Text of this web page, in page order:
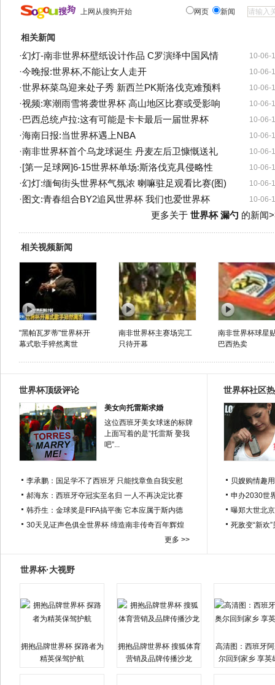
上网从搜狗开始 网页 新闻
相关新闻
10-06-
·幻灯-南非世界杯壁纸设计作品 C罗演绎中国风情
10-06-
·今晚报:世界杯,不能让女人走开
10-06-
·世界杯菜鸟迎来处子秀 新西兰PK斯洛伐克难预料
10-06-
·视频:寒潮雨雪将袭世界杯 高山地区比赛或受影响
10-06-
·巴西总统卢拉:这有可能是卡卡最后一届世界杯
10-06-
·海南日报:当世界杯遇上NBA
10-06-
·南非世界杯首个乌龙球诞生 丹麦左后卫慷慨送礼
10-06-
·[第一足球网]6-15世界杯单场:斯洛伐克具侵略性
10-06-
·幻灯:缅甸街头世界杯气氛浓 喇嘛驻足观看比赛(图)
10-06-
· 图文:青春组合BY2追风世界杯 我们也爱世界杯
更多关于 世界杯 漏勺 的新闻
相关视频新闻
"黑帕瓦罗蒂"世界杯开
幕式歌手猝然离世
南非世界杯主赛场完工
只待开幕
南非世界杯球星
巴西热卖
世界杯顶级评论
美女向托雷斯求婚
这位西班牙美女球迷的标牌
上面写着的是“托雷斯 娶我
吧”...
李承鹏：国足学不了西班牙 只能找章鱼自我安慰
郝海东：西班牙夺冠实至名归 一人不再决定比赛
韩乔生：金球奖是FIFA搞平衡 它本应属于斯内德
30天见证声色俱全世界杯 缔造南非传奇百年辉煌
更多 >>
世界杯社区
贝嫂购情趣
申办2030世
曝郑大世北
死敌变“新欢
世界杯·大视野
拥抱品牌世界杯 探路者为
精英保驾护航
拥抱品牌世界杯 搜狐体育
营销及品牌传播沙龙
高清图：西班牙
尔回到家乡 享英